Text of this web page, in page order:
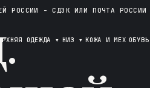
РОССИИ - СДЭК ИЛИ ПОЧТА РОССИИ
ОДЕЖДА ▾ НИЗ ▾ КОЖА И МЕХ ОБУВЬ